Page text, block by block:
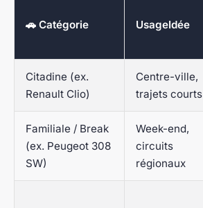
🚗 Catégorie UsageIdée
Citadine (ex.
Renault Clio)
Centre-ville,
trajets courts
Familiale / Break
(ex. Peugeot 308
SW)
Week-end,
circuits
régionaux